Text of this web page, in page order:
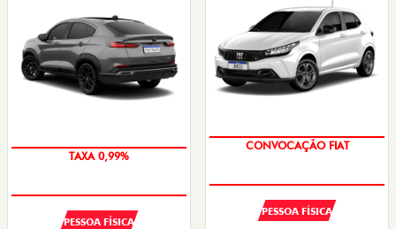
TAXA 0,99%
PESSOA FÍSICA
CONVOCAÇÃO FIAT
PESSOA FÍSICA